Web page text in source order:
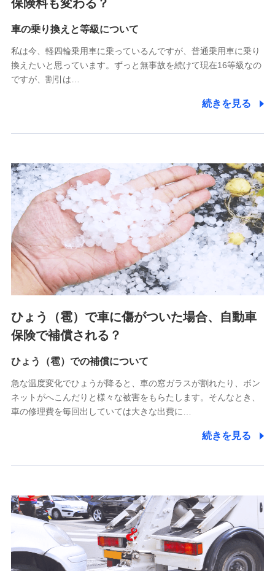
(https://www.zurichssi.co.jp/)
(https://www.tokiomarine-x.co.jp/)
(https://pshoken.co.jp/)
リトルファミリー少額短期保険株式会社
(https://www.littlefamily-ssi.com/)
郵便、電話、およびＥメール等により、当社と取引のあるも
た維持管理等の委託業務遂行のため、またそれらに付帯、関
連する当社および提携会社のサービスを案内、提供するため
（なお、当社は複数の保険会社と取引があり、取得した個人
情報を取引のある他の保険会社の商品・サービスをご提案す
るために利用させていただくことがあります。）
上記に係る連絡・手続き・管理等付帯業務を行うため
3.セミナー募集サイトから取得した個人情報
各種セミナーの案内、開催のため
上記に係る連絡・手続き・管理等付帯業務を行うため
4.家族・友達紹介にて取得した個人情報
被紹介者への連絡、及び当社と取引のあるもしくは委託を受
けている保険会社・提携会社の保険その他に関する情報を提
供し、金融商品等の契約を勧奨するため
アンケートやキャンペーン等の実施のため
上記に係る連絡・手続き・管理等付帯業務を行うため
5.通話録音にて取得する情報
7.社員（従業者）の個人情報
人事･勤怠･健康・労務等の管理、給与支給、福利厚生・採用
退職関連処理等の各種手続きのため、当社と従業員または従
業員同士の連絡のため
保険料も変わる？
車の乗り換えと等級について
私は今、軽四輪乗用車に乗っているんですが、普通乗用車に乗り
換えたいと思っています。ずっと無事故を続けて現在16等級なの
ですが、割引は…
続きを見る
ひょう（雹）で車に傷がついた場合、自動車
保険で補償される？
ひょう（雹）での補償について
急な温度変化でひょうが降ると、車の窓ガラスが割れたり、ボン
ネットがへこんだりと様々な被害をもらたします。そんなとき、
車の修理費を毎回出していては大きな出費に…
続きを見る